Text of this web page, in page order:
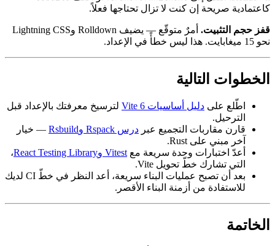
كاعتمادية صريحة إن كنت لا تزال تحتاجها فعلاً.
قفز حجم التثبيت.
أمرٌ متوقّع — يضيف Rolldown وLightning CSS
نحو 15 ميغابايت. هذا ليس خطأً في الإعداد.
الخطوات التالية
اطّلع على دليل أساسيات Vite 6
لترسيخ معرفتك بالإعداد قبل
الترحيل.
قارن مقاربات التجميع عبر درس Rspack وRsbuild
— خيار
آخر مبني على Rust.
أعدّ اختبارات وحدة سريعة معVitest وReact Testing Library
،
التي تشارك خطّ تحويل Vite.
بعد أن تصبح عمليات البناء سريعة، أعد النظر في خطّ CI لديك
للاستفادة من أزمنة البناء الأقصر.
الخاتمة